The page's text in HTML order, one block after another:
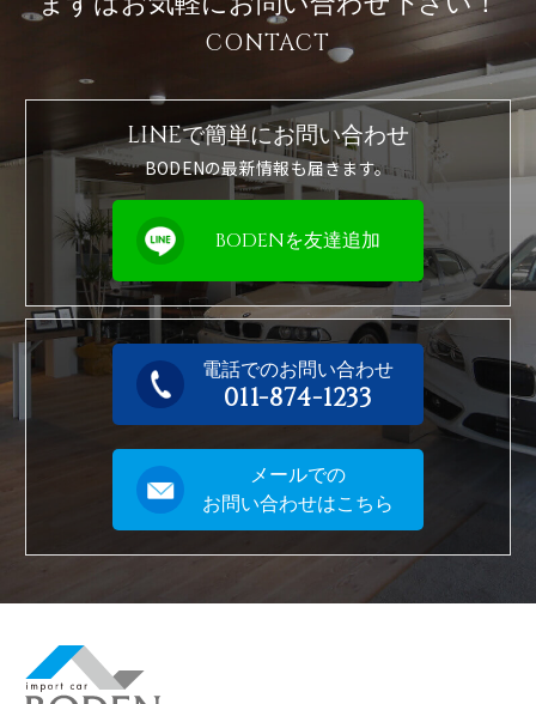
CONTACT
LINEで簡単にお問い合わせ
BODENの最新情報も届きます。
BODENを友達追加
電話でのお問い合わせ
011-874-1233
メールでの
お問い合わせはこちら